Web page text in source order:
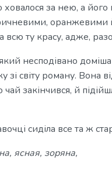
ховалося за нею, а
оранжевими
всю ту красу, адже,
несподівано
зі світу роману. Вона
закінчився, й
сиділа все та ж
ясная, зоряна,